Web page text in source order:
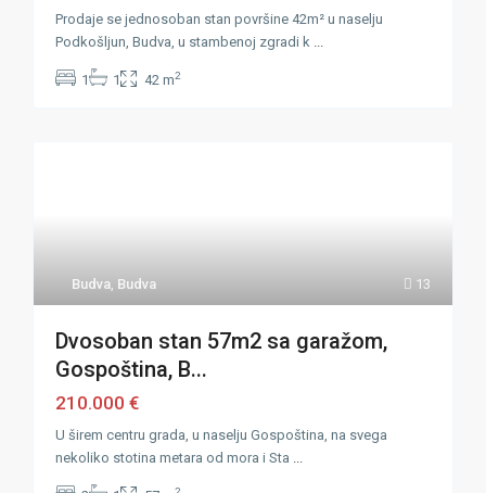
Prodaje se jednosoban stan površine 42m² u naselju
Podkošljun, Budva, u stambenoj zgradi k ...
1 1 42 m2
13
Budva, Budva
Dvosoban stan 57m2 sa garažom,
Gospoština, B...
210.000 €
U širem centru grada, u naselju Gospoština, na svega
nekoliko stotina metara od mora i Sta ...